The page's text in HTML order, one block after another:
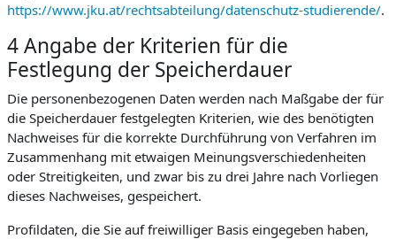
https://www.jku.at/rechtsabteilung/datenschutz-studierende/.
4 Angabe der Kriterien für die
Festlegung der Speicherdauer
Die personenbezogenen Daten werden nach Maßgabe der für
die Speicherdauer festgelegten Kriterien, wie des benötigten
Nachweises für die korrekte Durchführung von Verfahren im
Zusammenhang mit etwaigen Meinungsverschiedenheiten
oder Streitigkeiten, und zwar bis zu drei Jahre nach Vorliegen
dieses Nachweises, gespeichert.
Profildaten, die Sie auf freiwilliger Basis eingegeben haben,